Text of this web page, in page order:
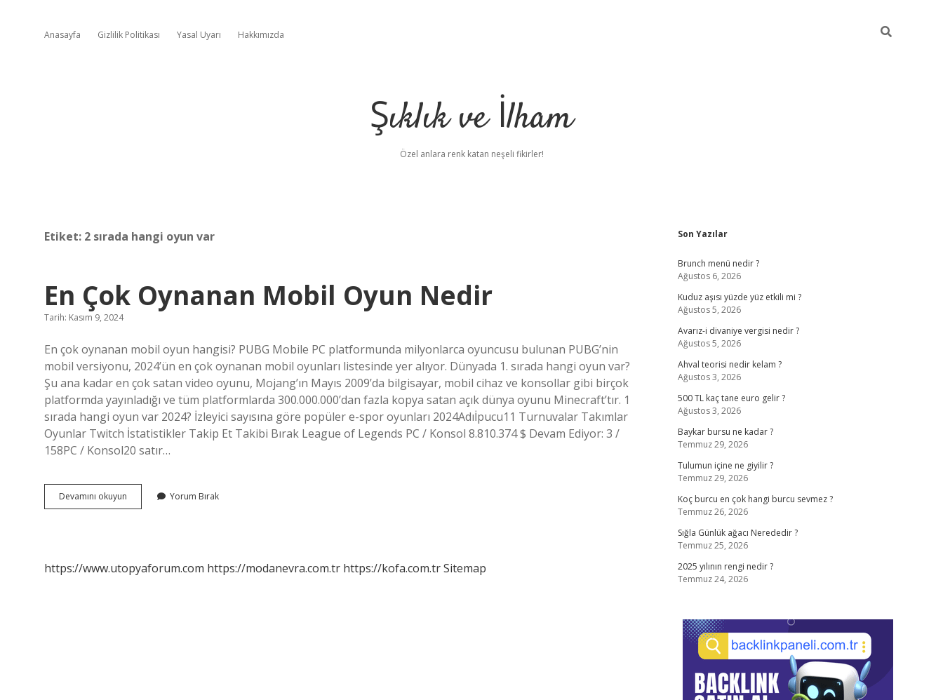
Anasayfa Gizlilik Politikası Yasal Uyarı Hakkımızda
Şıklık ve İlham
Özel anlara renk katan neşeli fikirler!
Etiket: 2 sırada hangi oyun var
En Çok Oynanan Mobil Oyun Nedir
Tarih: Kasım 9, 2024
En çok oynanan mobil oyun hangisi? PUBG Mobile PC platformunda milyonlarca oyuncusu bulunan PUBG’nin
mobil versiyonu, 2024’ün en çok oynanan mobil oyunları listesinde yer alıyor. Dünyada 1. sırada hangi oyun var?
Şu ana kadar en çok satan video oyunu, Mojang’ın Mayıs 2009’da bilgisayar, mobil cihaz ve konsollar gibi birçok
platformda yayınladığı ve tüm platformlarda 300.000.000’dan fazla kopya satan açık dünya oyunu Minecraft’tır. 1
sırada hangi oyun var 2024? İzleyici sayısına göre popüler e-spor oyunları 2024Adıİpucu11 Turnuvalar Takımlar
Oyunlar Twitch İstatistikler Takip Et Takibi Bırak League of Legends PC / Konsol 8.810.374 $ Devam Ediyor: 3 /
158PC / Konsol20 satır…
Devamını okuyun
Çok
Yorum Bırak
https://www.utopyaforum.com https://modanevra.com.tr https://kofa.com.trSitemap
Sidebar
Son Yazılar
Brunch menü nedir ?
Ağustos 6, 2026
Kuduz aşısı yüzde yüz etkili mi ?
Ağustos 5, 2026
Avarız-i divaniye vergisi nedir ?
Ağustos 5, 2026
Ahval teorisi nedir kelam ?
Ağustos 3, 2026
500 TL kaç tane euro gelir ?
Ağustos 3, 2026
Baykar bursu ne kadar ?
Temmuz 29, 2026
Tulumun içine ne giyilir ?
Temmuz 29, 2026
Koç burcu en çok hangi burcu sevmez ?
Temmuz 26, 2026
Sığla Günlük ağacı Nerededir ?
Temmuz 25, 2026
2025 yılının rengi nedir ?
Temmuz 24, 2026